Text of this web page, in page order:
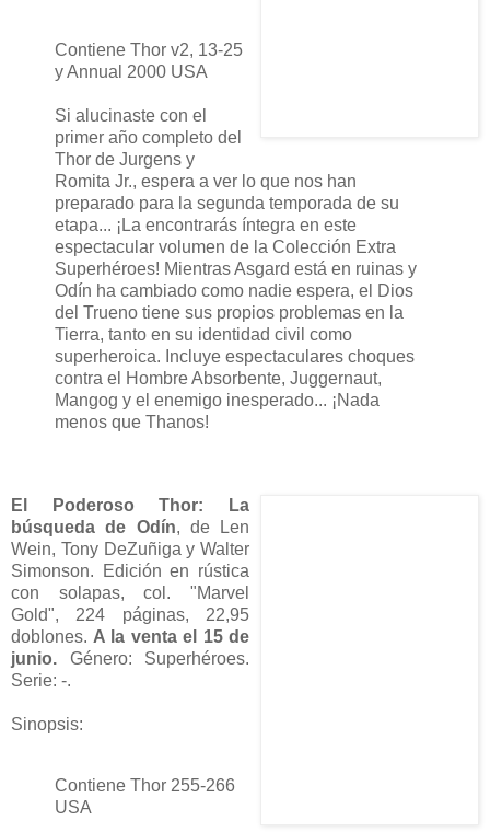
Contiene Thor v2, 13-25
y Annual 2000 USA
Si alucinaste con el
primer año completo del
Thor de Jurgens y
Romita Jr., espera a ver lo que nos han
preparado para la segunda temporada de su
etapa... ¡La encontrarás íntegra en este
espectacular volumen de la Colección Extra
Superhéroes! Mientras Asgard está en ruinas y
Odín ha cambiado como nadie espera, el Dios
del Trueno tiene sus propios problemas en la
Tierra, tanto en su identidad civil como
superheroica. Incluye espectaculares choques
contra el Hombre Absorbente, Juggernaut,
Mangog y el enemigo inesperado... ¡Nada
menos que Thanos!
El Poderoso Thor: La
búsqueda de Odín, de Len
Wein, Tony DeZuñiga y Walter
Simonson. Edición en rústica
con solapas, col. "Marvel
Gold", 224 páginas, 22,95
doblones. A la venta el 15 de
junio. Género: Superhéroes.
Serie: -.
Sinopsis:
Contiene Thor 255-266
USA